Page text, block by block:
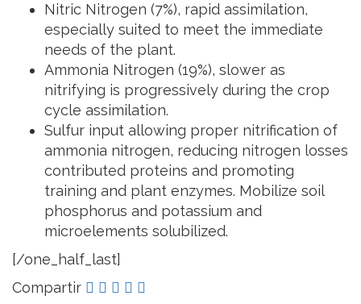
Nitric Nitrogen (7%), rapid assimilation,
especially suited to meet the immediate
needs of the plant.
Ammonia Nitrogen (19%), slower as
nitrifying is progressively during the crop
cycle assimilation.
Sulfur input allowing proper nitrification of
ammonia nitrogen, reducing nitrogen losses
contributed proteins and promoting
training and plant enzymes. Mobilize soil
phosphorus and potassium and
microelements solubilized.
[/one_half_last]
Compartir